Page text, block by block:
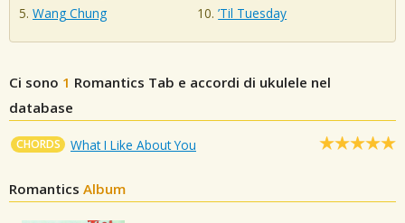
Wang Chung
’Til Tuesday
Ci sono 1 Romantics Tab e accordi di ukulele nel
database
CHORDS What I Like About You
Romantics Album